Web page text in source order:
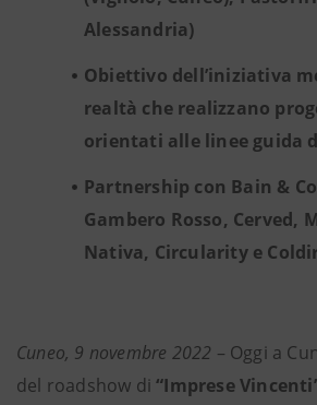
Alessandria)
Obiettivo dell’iniziativa
realtà che realizzano
orientati alle linee guida
Partnership con Bain &
Gambero Rosso, Cerved,
Nativa, Circularity e
Cuneo, 9 novembre 2022 – Oggi a
del roadshow di“Imprese